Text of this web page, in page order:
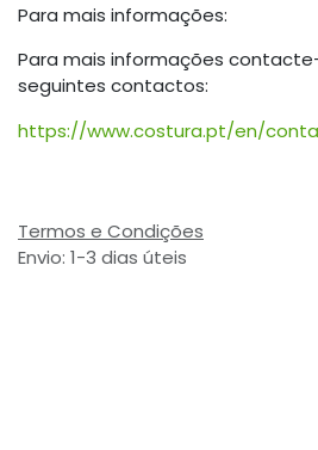
Para mais informações:
Para mais informações
seguintes contactos:
https://www.costura.pt/en/
Termos e Condições
Envio: 1-3 dias úteis